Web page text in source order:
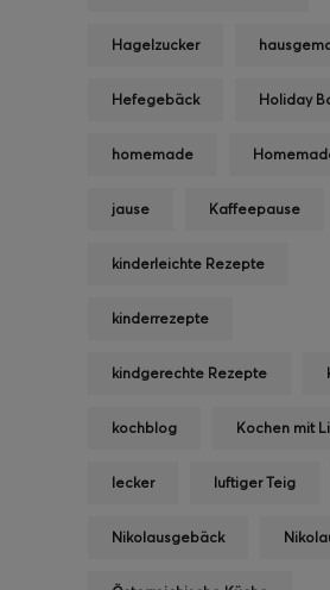
Hagelzucker
Hefegebäck Holiday
homemade
jause Kaffeepause
kinderleichte Rezepte
kinderrezepte
kindgerechte Rezepte
kochblog Kochen mit
lecker luftiger Teig
Nikolausgebäck